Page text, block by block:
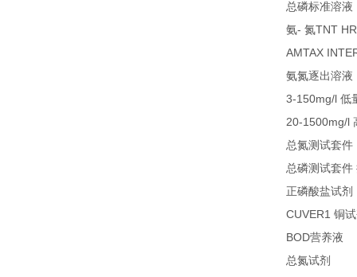
总磷标准溶液
氨- 氮TNT HR
AMTAX
氨氮逐出溶液
3-150mg/l 低
20-1500mg/l
总氮测试套件
总磷测试套件
正磷酸盐试剂
CUVER1 铜
BOD营养液
总氮试剂